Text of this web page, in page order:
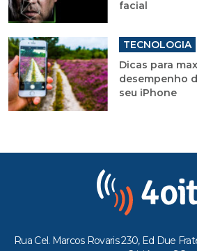
facial
TECNOLOGIA
Dicas para
desempenho
seu iPhone
Rua Cel. Marcos Rovaris 230, Ed Due